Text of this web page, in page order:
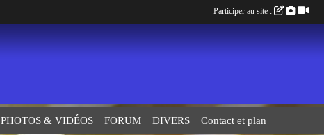
PHOTOS & VIDÉOS FORUM DIVERS Contact et plan
Participer au site :